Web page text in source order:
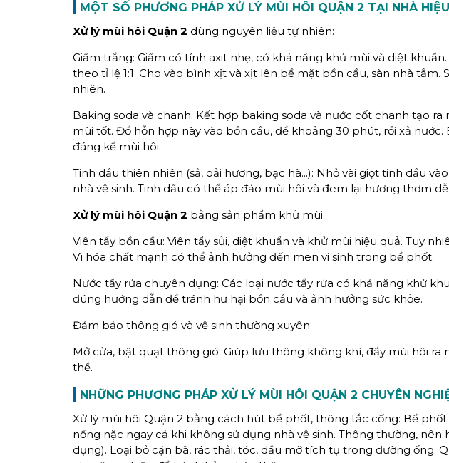
MỘT SỐ PHƯƠNG PHÁP XỬ LÝ MÙI HÔI QUẬN 2 TẠI NHÀ
Xử lý mùi hôi Quận 2 dùng nguyên liệu tự nhiên:
Giấm trắng: Giấm có tính axit nhẹ, có khả năng khử mùi và diệt
theo tỉ lệ 1:1. Cho vào bình xịt và xịt lên bề mặt bồn cầu, sàn nhà tắm.
nhiên.
Baking soda và chanh: Kết hợp baking soda và nước cốt chanh tạo
mùi tốt. Đổ hỗn hợp này vào bồn cầu, để khoảng 30 phút, rồi xả
đáng kể mùi hôi.
Tinh dầu thiên nhiên (sả, oải hương, bạc hà...): Nhỏ vài giọt tinh dầu
nhà vệ sinh. Tinh dầu có thể áp đảo mùi hôi và đem lại hương thơm
Xử lý mùi hôi Quận 2 bằng sản phẩm khử mùi:
Viên tẩy bồn cầu: Viên tẩy sủi, diệt khuẩn và khử mùi hiệu quả. Tuy
Vì hóa chất mạnh có thể ảnh hưởng đến men vi sinh trong bể phốt.
Nước tẩy rửa chuyên dụng: Các loại nước tẩy rửa có khả năng khử
đúng hướng dẫn để tránh hư hại bồn cầu và ảnh hưởng sức khỏe.
Đảm bảo thông gió và vệ sinh thường xuyên:
Mở cửa, bật quạt thông gió: Giúp lưu thông không khí, đẩy mùi hôi
thể.
NHỮNG PHƯƠNG PHÁP XỬ LÝ MÙI HÔI QUẬN 2 CHUYÊN
Xử lý mùi hôi Quận 2 bằng cách hút bể phốt, thông tắc cống: Bể
nồng nặc ngay cả khi không sử dụng nhà vệ sinh. Thông thường,
dụng). Loại bỏ cặn bã, rác thải, tóc, dầu mỡ tích tụ trong đường ống.